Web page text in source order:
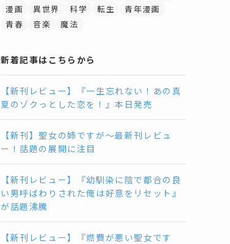
漫画
異世界 科学 転生
青年漫画
青春
音楽 魔法
新着記事はこちらから
【新刊レビュー】『一生忘れない！あの真
夏のゾクっとした恋を！』本日発売
【新刊】聖女の姉ですが〜最新刊レビュ
ー！話題の展開に注目
【新刊レビュー】『幼馴染に陰で都合の良
い男呼ばわりされた俺は好意をリセット』
が話題沸騰
【新刊レビュー】『燃費が悪い聖女です